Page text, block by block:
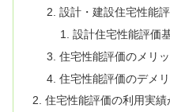
設計・建設住宅性能
設計住宅性能評価
住宅性能評価のメリッ
住宅性能評価のデメ
住宅性能評価の利用実